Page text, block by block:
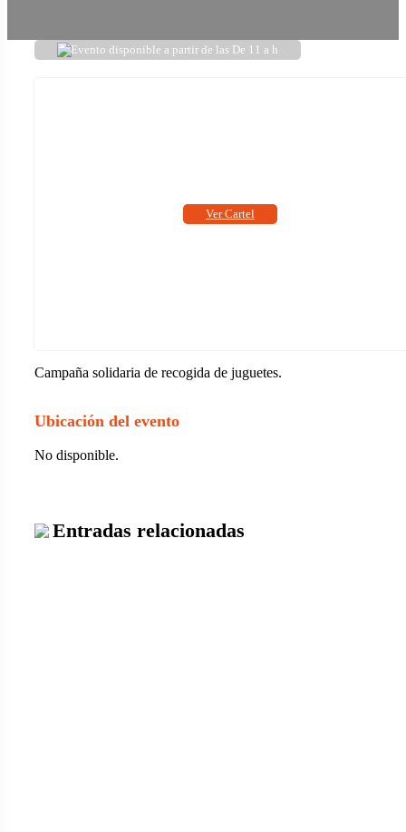
Evento disponible a partir de las De 11 a h
Campaña solidaria de recogida de juguetes.
Ver Cartel
Ubicación del evento
No disponible.
Entradas relacionadas